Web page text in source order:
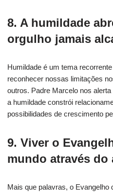
8. A humildade
orgulho jamais
Humildade é um tema
reconhecer nossas limitações
outros. Padre Marcelo nos
a humildade constrói
possibilidades de crescimento
9. Viver o
mundo através do
Mais que palavras, o Evangelho